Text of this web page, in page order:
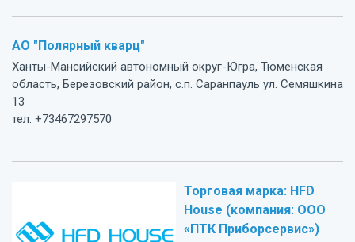
АО "Полярный кварц"
Ханты-Мансийский автономный округ-Югра, Тюменская
область, Березовский район, с.п. Саранпауль ул. Семяшкина
13
тел. +73467297570
Торговая марка: HFD
House (компания: ООО
«ПТК Приборсервис»)